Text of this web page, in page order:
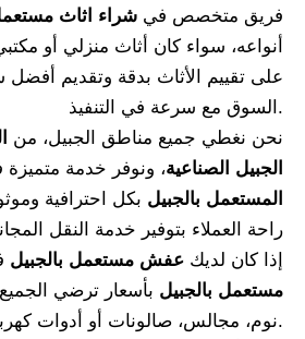
فريق متخصص في شراء اثاث
أنواعه، سواء كان أثاث منزلي أو
على تقييم الأثاث بدقة وتقديم
السوق مع سرعة في التنفيذ.
نحن نغطي جميع مناطق الجبيل، من
الجبيل الصناعية، ونوفر خدمة
المستعمل بالجبيل بكل احترافية
راحة العملاء بتوفير خدمة النقل
إذا كان لديك عفش مستعمل بالجبيل
مستعمل بالجبيل بأسعار ترضي
نوم، مجالس، صالونات أو أدوات كهربائية.